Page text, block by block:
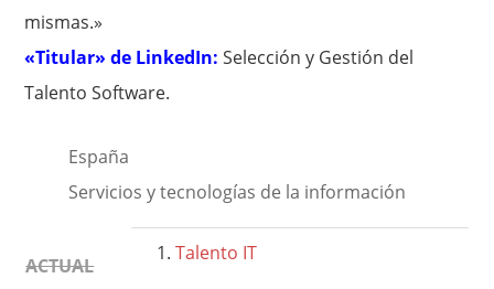
mismas.»
«Titular» de LinkedIn:Selección y Gestión del
Talento Software.
España
Servicios y tecnologías de la información
ACTUAL
Talento IT